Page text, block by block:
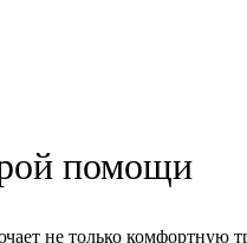
помощи
не только комфортную